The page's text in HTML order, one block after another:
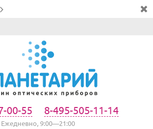
00-55 8-495-505-11-14
Ежедневно, 9:00—21:00